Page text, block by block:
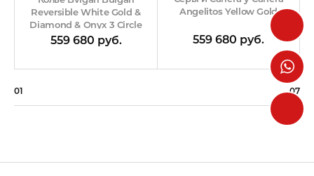
Reversible White Gold &
Diamond & Onyx 3 Circle
559 680 руб.
Angelitos Yellow Gold
559 680 руб.
01 07